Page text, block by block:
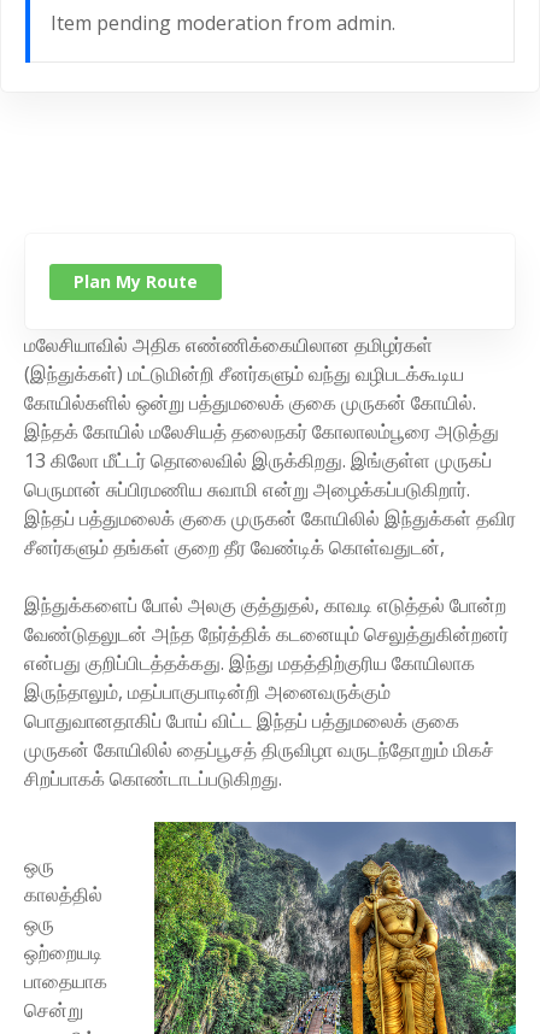
Item pending moderation from admin.
Plan My Route
மலேசியாவில் அதிக எண்ணிக்கையிலான தமிழர்கள்
(இந்துக்கள்) மட்டுமின்றி சீனர்களும் வந்து வழிபடக்கூடிய
கோயில்களில் ஒன்று பத்துமலைக் குகை முருகன் கோயில்.
இந்தக் கோயில் மலேசியத் தலைநகர் கோலாலம்பூரை அடுத்து
13 கிலோ மீட்டர் தொலைவில் இருக்கிறது. இங்குள்ள முருகப்
பெருமான் சுப்பிரமணிய சுவாமி என்று அழைக்கப்படுகிறார்.
இந்தப் பத்துமலைக் குகை முருகன் கோயிலில் இந்துக்கள் தவிர
சீனர்களும் தங்கள் குறை தீர வேண்டிக் கொள்வதுடன்,
இந்துக்களைப் போல் அலகு குத்துதல், காவடி எடுத்தல் போன்ற
வேண்டுதலுடன் அந்த நேர்த்திக் கடனையும் செலுத்துகின்றனர்
என்பது குறிப்பிடத்தக்கது. இந்து மதத்திற்குரிய கோயிலாக
இருந்தாலும், மதப்பாகுபாடின்றி அனைவருக்கும்
பொதுவானதாகிப் போய் விட்ட இந்தப் பத்துமலைக் குகை
முருகன் கோயிலில் தைப்பூசத் திருவிழா வருடந்தோறும் மிகச்
சிறப்பாகக் கொண்டாடப்படுகிறது.
ஒரு
காலத்தில்
ஒரு
ஒற்றையடி
பாதையாக
சென்று